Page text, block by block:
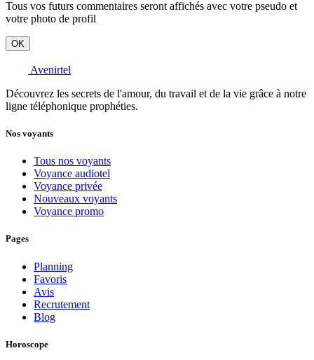
Tous vos futurs commentaires seront affichés avec votre pseudo et
votre photo de profil
OK
Avenirtel
Découvrez les secrets de l'amour, du travail et de la vie grâce à notre
ligne téléphonique prophéties.
Nos voyants
Tous nos voyants
Voyance audiotel
Voyance privée
Nouveaux voyants
Voyance promo
Pages
Planning
Favoris
Avis
Recrutement
Blog
Horoscope